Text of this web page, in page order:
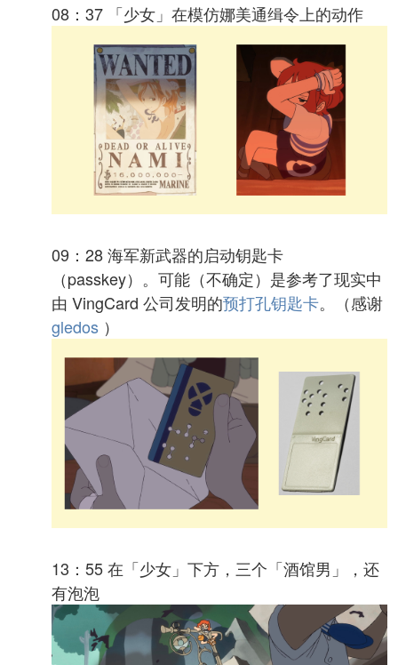
08：37 「少女」在模仿娜美通缉令上的动作
09：28 海军新武器的启动钥匙卡
（passkey）。可能（不确定）是参考了现实中
由 VingCard 公司发明的预打孔钥匙卡。（感谢
gledos ）
13：55 在「少女」下方，三个「酒馆男」，还
有泡泡